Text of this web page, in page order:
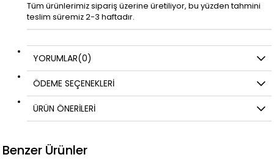
Tüm ürünlerimiz sipariş üzerine üretiliyor, bu yüzden tahmini
teslim süremiz 2-3 haftadır.
YORUMLAR(0)
ÖDEME SEÇENEKLERI
ÜRÜN ÖNERILERI
Benzer Ürünler